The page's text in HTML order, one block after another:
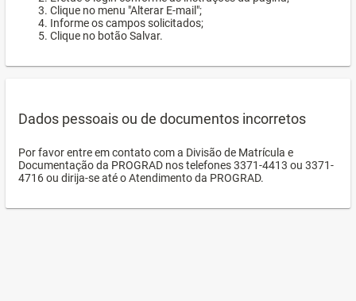
Clique no menu "Alterar E-mail";
Informe os campos solicitados;
Clique no botão Salvar.
Dados pessoais ou de documentos incorretos
Por favor entre em contato com a Divisão de Matrícula e
Documentação da PROGRAD nos telefones 3371-4413 ou 3371-
4716 ou dirija-se até o Atendimento da PROGRAD.